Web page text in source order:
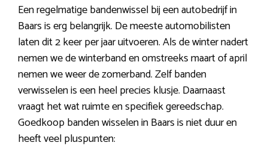
Een regelmatige bandenwissel bij een autobedrijf in
Baars is erg belangrijk. De meeste automobilisten
laten dit 2 keer per jaar uitvoeren. Als de winter nadert
nemen we de winterband en omstreeks maart of april
nemen we weer de zomerband. Zelf banden
verwisselen is een heel precies klusje. Daarnaast
vraagt het wat ruimte en specifiek gereedschap.
Goedkoop banden wisselen in Baars is niet duur en
heeft veel pluspunten: